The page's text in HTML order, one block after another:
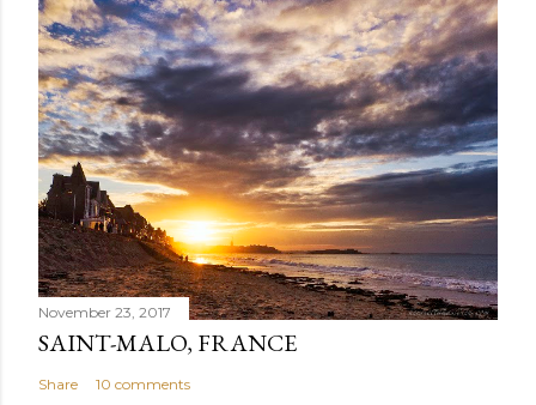
November 23, 2017
SAINT-MALO, FRANCE
Share 10 comments